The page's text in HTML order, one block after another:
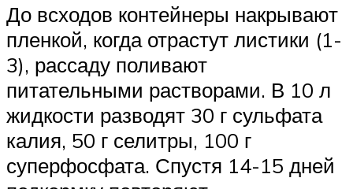
До всходов контейнеры накрывают
пленкой, когда отрастут листики (1-
3), рассаду поливают
питательными растворами. В 10 л
жидкости разводят 30 г сульфата
калия, 50 г селитры, 100 г
суперфосфата. Спустя 14-15 дней